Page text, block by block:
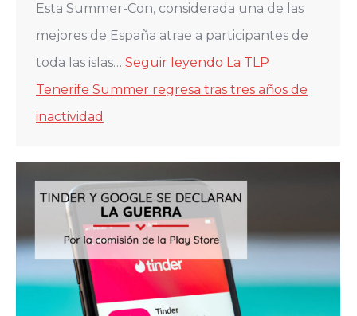
Esta Summer-Con, considerada una de las
mejores de España atrae a participantes de
toda las islas… Seguir leyendo La TLP
Tenerife Summer regresa tras tres años de
inactividad